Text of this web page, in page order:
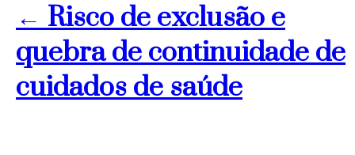
← Risco de exclusão e
quebra de continuidade de
cuidados de saúde